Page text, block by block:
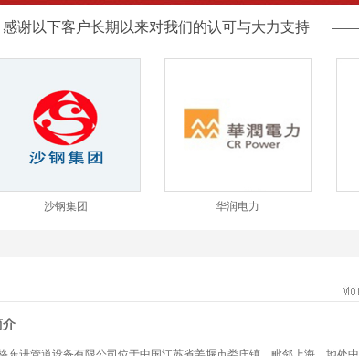
漏一体化旋
地埋式免维护旋转补偿器
感谢以下客户长期以来对我们的认可与大力支持
华润电力 哈电集团
介